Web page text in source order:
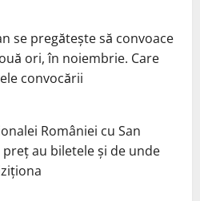
se pregăteşte să convoace
ori, în noiembrie. Care
convocării
României cu San
preț au biletele și de unde